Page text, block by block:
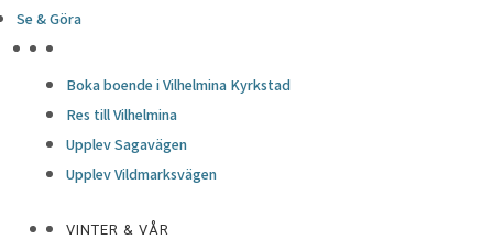
Se & Göra
Boka boende i Vilhelmina Kyrkstad
Res till Vilhelmina
Upplev Sagavägen
Upplev Vildmarksvägen
VINTER & VÅR